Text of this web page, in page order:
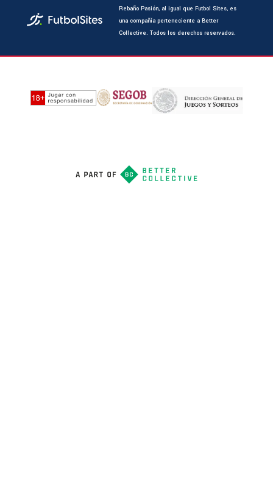
Rebaño Pasión, al igual que Futbol Sites, es
una compañía perteneciente a Better
Collective. Todos los derechos reservados.